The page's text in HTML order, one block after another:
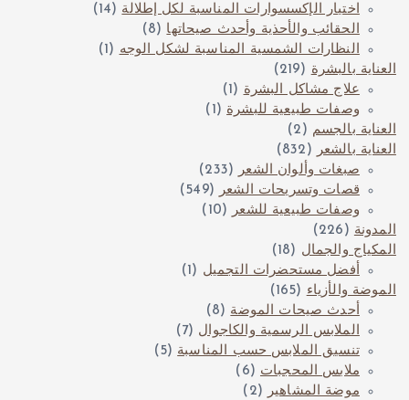
اختيار الإكسسوارات المناسبة لكل إطلالة (14)
الحقائب والأحذية وأحدث صيحاتها (8)
النظارات الشمسية المناسبة لشكل الوجه (1)
العناية بالبشرة (219)
علاج مشاكل البشرة (1)
وصفات طبيعية للبشرة (1)
العناية بالجسم (2)
العناية بالشعر
(832)
صبغات وألوان الشعر
(233)
قصات وتسريحات الشعر
(549)
وصفات طبيعية للشعر
(10)
المدونة (226)
المكياج والجمال (18)
أفضل مستحضرات التجميل (1)
الموضة والأزياء (165)
أحدث صيحات الموضة (8)
الملابس الرسمية والكاجوال (7)
تنسيق الملابس حسب المناسبة (5)
ملابس المحجبات (6)
موضة المشاهير
(2)